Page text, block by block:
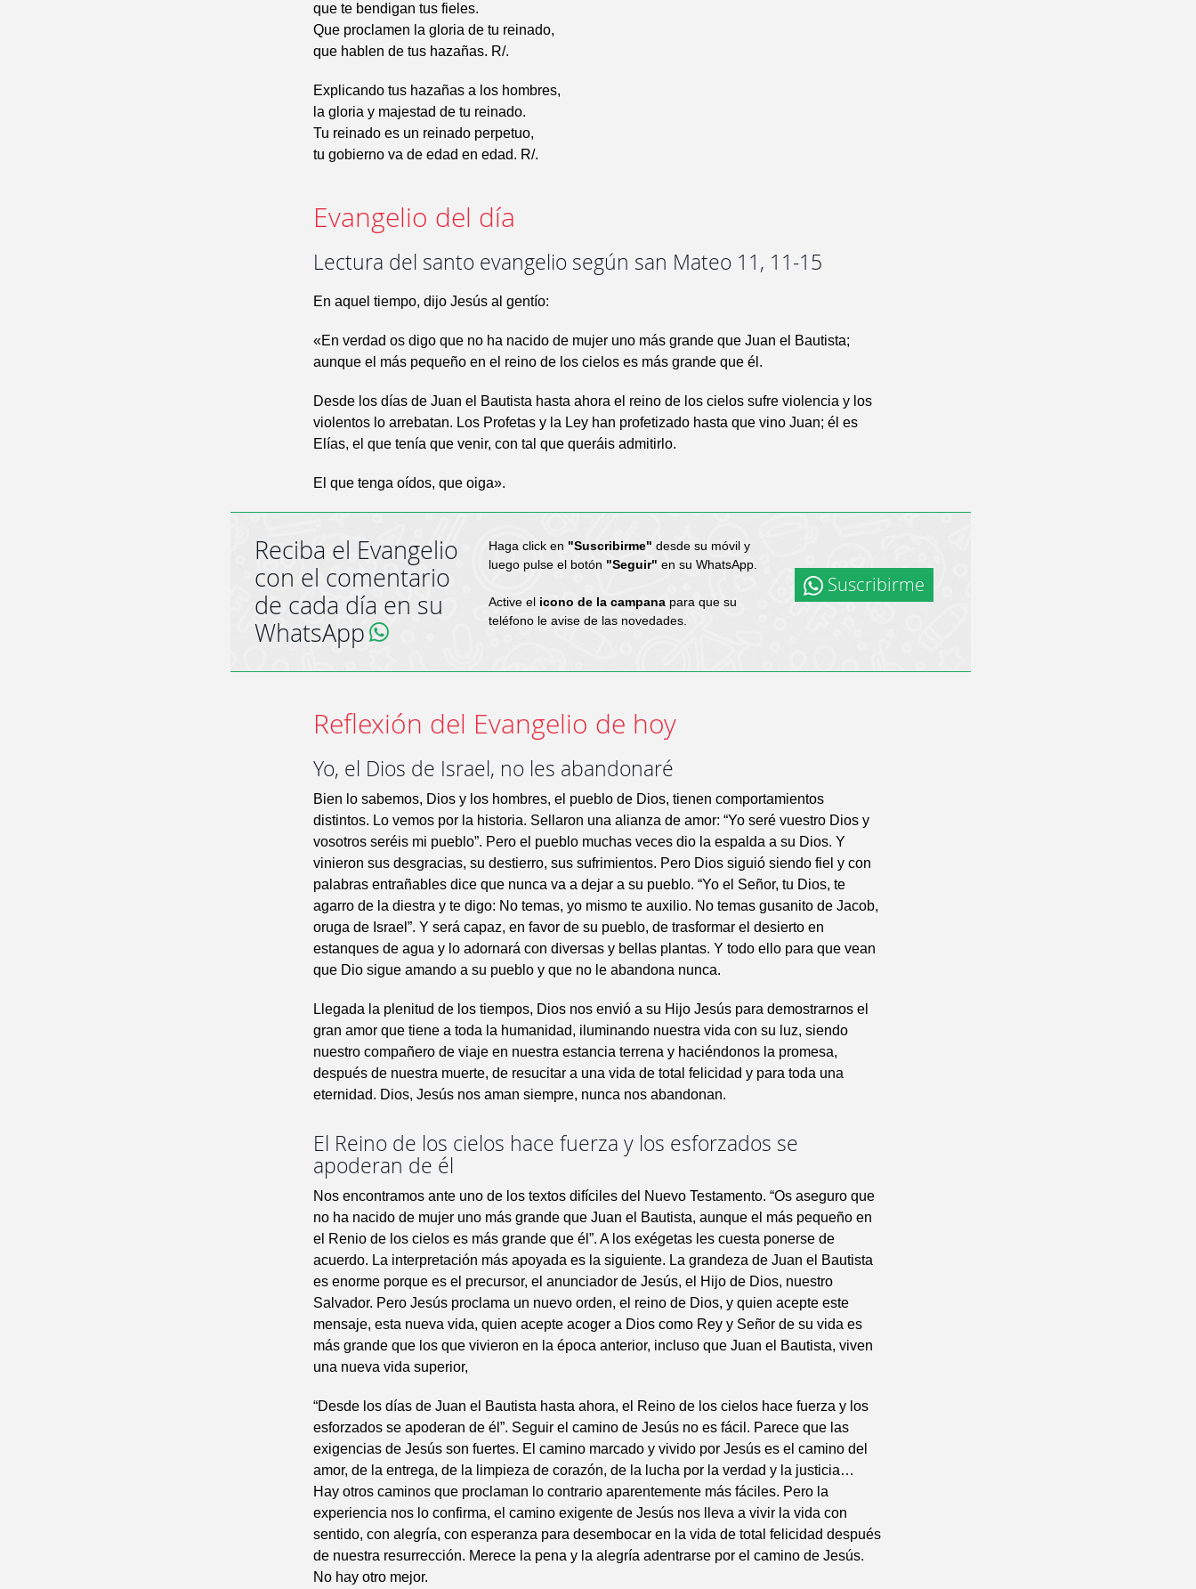
que te bendigan tus fieles.
Que proclamen la gloria de tu reinado,
que hablen de tus hazañas. R/.
Explicando tus hazañas a los hombres,
la gloria y majestad de tu reinado.
Tu reinado es un reinado perpetuo,
tu gobierno va de edad en edad. R/.
Evangelio del día
Lectura del santo evangelio según san Mateo 11, 11-15
En aquel tiempo, dijo Jesús al gentío:
«En verdad os digo que no ha nacido de mujer uno más grande que Juan el Bautista;
aunque el más pequeño en el reino de los cielos es más grande que él.
Desde los días de Juan el Bautista hasta ahora el reino de los cielos sufre violencia y los
violentos lo arrebatan. Los Profetas y la Ley han profetizado hasta que vino Juan; él es
Elías, el que tenía que venir, con tal que queráis admitirlo.
El que tenga oídos, que oiga».
Reciba el Evangelio
con el comentario
de cada día en su
WhatsApp
Haga click en "Suscribirme" desde su móvil y
luego pulse el botón "Seguir" en su WhatsApp.
Active el icono de la campanapara que su
teléfono le avise de las novedades.
Suscribirme
Reflexión del Evangelio de hoy
Yo, el Dios de Israel, no les abandonaré
Bien lo sabemos, Dios y los hombres, el pueblo de Dios, tienen comportamientos
distintos. Lo vemos por la historia. Sellaron una alianza de amor: “Yo seré vuestro Dios y
vosotros seréis mi pueblo”. Pero el pueblo muchas veces dio la espalda a su Dios. Y
vinieron sus desgracias, su destierro, sus sufrimientos. Pero Dios siguió siendo fiel y con
palabras entrañables dice que nunca va a dejar a su pueblo. “Yo el Señor, tu Dios, te
agarro de la diestra y te digo: No temas, yo mismo te auxilio. No temas gusanito de Jacob,
oruga de Israel”. Y será capaz, en favor de su pueblo, de trasformar el desierto en
estanques de agua y lo adornará con diversas y bellas plantas. Y todo ello para que vean
que Dio sigue amando a su pueblo y que no le abandona nunca.
Llegada la plenitud de los tiempos, Dios nos envió a su Hijo Jesús para demostrarnos el
gran amor que tiene a toda la humanidad, iluminando nuestra vida con su luz, siendo
nuestro compañero de viaje en nuestra estancia terrena y haciéndonos la promesa,
después de nuestra muerte, de resucitar a una vida de total felicidad y para toda una
eternidad. Dios, Jesús nos aman siempre, nunca nos abandonan.
El Reino de los cielos hace fuerza y los esforzados se
apoderan de él
Nos encontramos ante uno de los textos difíciles del Nuevo Testamento. “Os aseguro que
no ha nacido de mujer uno más grande que Juan el Bautista, aunque el más pequeño en
el Renio de los cielos es más grande que él”. A los exégetas les cuesta ponerse de
acuerdo. La interpretación más apoyada es la siguiente. La grandeza de Juan el Bautista
es enorme porque es el precursor, el anunciador de Jesús, el Hijo de Dios, nuestro
Salvador. Pero Jesús proclama un nuevo orden, el reino de Dios, y quien acepte este
mensaje, esta nueva vida, quien acepte acoger a Dios como Rey y Señor de su vida es
más grande que los que vivieron en la época anterior, incluso que Juan el Bautista, viven
una nueva vida superior,
“Desde los días de Juan el Bautista hasta ahora, el Reino de los cielos hace fuerza y los
esforzados se apoderan de él”. Seguir el camino de Jesús no es fácil. Parece que las
exigencias de Jesús son fuertes. El camino marcado y vivido por Jesús es el camino del
amor, de la entrega, de la limpieza de corazón, de la lucha por la verdad y la justicia…
Hay otros caminos que proclaman lo contrario aparentemente más fáciles. Pero la
experiencia nos lo confirma, el camino exigente de Jesús nos lleva a vivir la vida con
sentido, con alegría, con esperanza para desembocar en la vida de total felicidad después
de nuestra resurrección. Merece la pena y la alegría adentrarse por el camino de Jesús.
No hay otro mejor.